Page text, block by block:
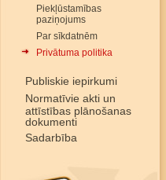
Piekļūstamības
paziņojums
Par sīkdatnēm
Privātuma politika
Publiskie iepirkumi
Normatīvie akti un
attīstības plānošanas
dokumenti
Sadarbība